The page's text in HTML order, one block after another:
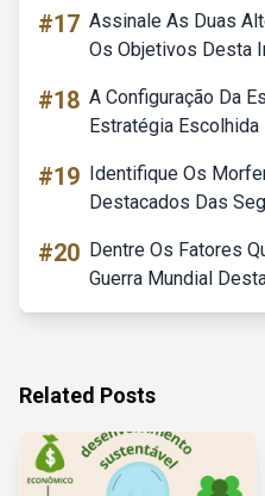
#17 Assinale As Duas
Os Objetivos Desta
#18 A Configuração Da
Estratégia Escolhida
#19 Identifique Os
Destacados Das
#20 Dentre Os Fatores
Guerra Mundial
Related Posts